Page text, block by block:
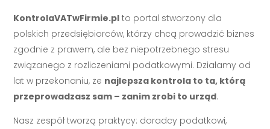
KontrolaVATwFirmie.pl to portal stworzony dla
polskich przedsiębiorców, którzy chcą prowadzić biznes
zgodnie z prawem, ale bez niepotrzebnego stresu
związanego z rozliczeniami podatkowymi. Działamy od
lat w przekonaniu, że najlepsza kontrola to ta, którą
przeprowadzasz sam – zanim zrobi to urząd.
Nasz zespół tworzą praktycy: doradcy podatkowi,